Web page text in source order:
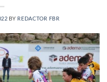
BY REDACTOR FBR